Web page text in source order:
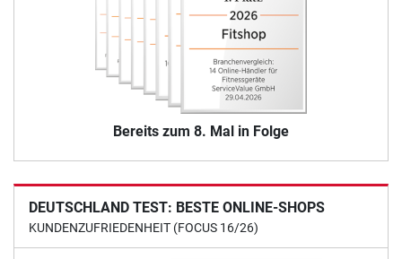
Bereits zum 8. Mal in Folge
DEUTSCHLAND TEST: BESTE ONLINE-SHOPS
KUNDENZUFRIEDENHEIT (FOCUS 16/26)